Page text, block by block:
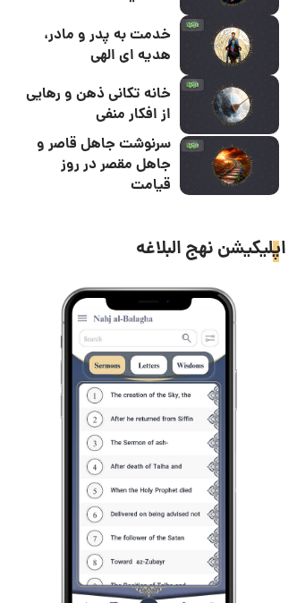
خدمت به پدر و مادر،
هدیه ای الهی
خانه تکانی ذهن و رهایی
از افکار منفی
سرنوشت جاهل قاصر و
جاهل مقصر در روز
قیامت
اپلیکیشن نهج البلاغه